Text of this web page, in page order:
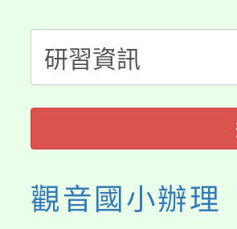
生本土語及
公告本校115
代理(課)教師
公告本校115
代理(課)教師
轉知中國文
《TA101》
程，歡迎學
觀音國小辦理